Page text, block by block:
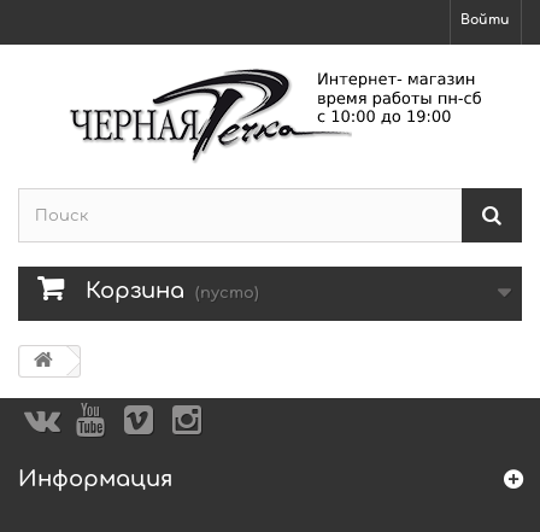
Войти
Корзина (пусто)
Информация